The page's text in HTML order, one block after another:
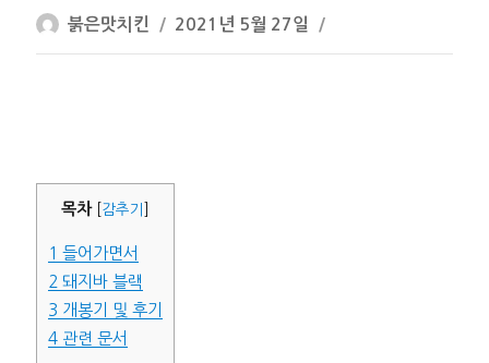
글
쓴
붉은맛치킨
작
성
2021년 5월 27일
목차 감추기
1 들어가면서
2 돼지바 블랙
3 개봉기 및 후기
4관련 문서